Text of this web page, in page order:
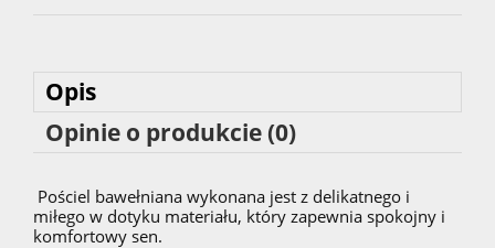
Opis
Opinie o produkcie (0)
Pościel bawełniana wykonana jest z delikatnego i
miłego w dotyku materiału, który zapewnia spokojny i
komfortowy sen.